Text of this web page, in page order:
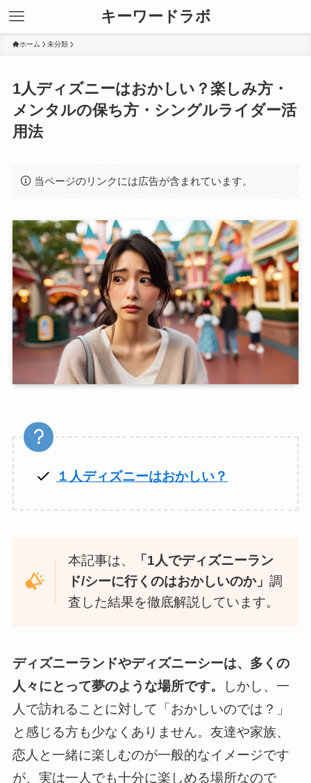
キーワードラボ
ホーム 未分類
1人ディズニーはおかしい？楽しみ方・
メンタルの保ち方・シングルライダー活
用法
当ページのリンクには広告が含まれています。
１人ディズニーはおかしい？
本記事は、
「1人でディズニーラン
ド/シーに行くのはおかしいのか」 調
査した結果を徹底解説しています。
ディズニーランドやディズニーシーは、多くの
人々にとって夢のような場所です。
しかし、一
人で訪れることに対して「おかしいのでは？」
と感じる方も少なくありません。友達や家族、
恋人と一緒に楽しむのが一般的なイメージです
が、実は一人でも十分に楽しめる場所なので